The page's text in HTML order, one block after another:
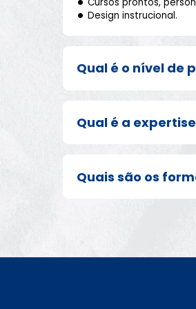
Design instrucional.
Qual é o nível de
para garantir total
Qual é a
instrucional.
Quais são os